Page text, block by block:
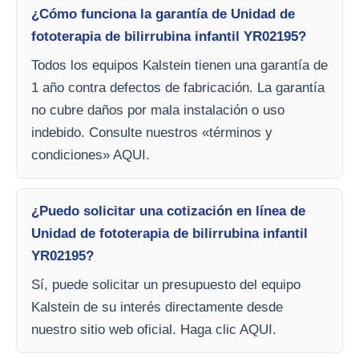
¿Cómo funciona la garantía de Unidad de
fototerapia de bilirrubina infantil YR02195?
Todos los equipos Kalstein tienen una garantía de
1 año contra defectos de fabricación. La garantía
no cubre daños por mala instalación o uso
indebido. Consulte nuestros «términos y
condiciones» AQUI.
¿Puedo solicitar una cotización en línea de
Unidad de fototerapia de bilirrubina infantil
YR02195?
Sí, puede solicitar un presupuesto del equipo
Kalstein de su interés directamente desde
nuestro sitio web oficial. Haga clic AQUI.